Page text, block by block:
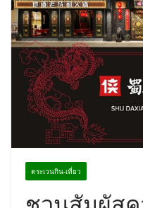
ระดับผลิต
พาณิชย์อย่
“ตลาดดอก
สด ดอกไม้
ภัณฑ์ครบว
และของข
บริการทุก
ตระเวนกิน-เที่ยว